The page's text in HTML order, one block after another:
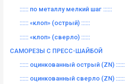
:::::: по металлу мелкий шаг ::::::
:::::: «клоп» (острый) ::::::
:::::: «клоп» (сверло) ::::::
САМОРЕЗЫ С ПРЕСС-ШАЙБОЙ
:::::: оцинкованный острый (ZN) ::::::
:::::: оцинкованный сверло (ZN) ::::::